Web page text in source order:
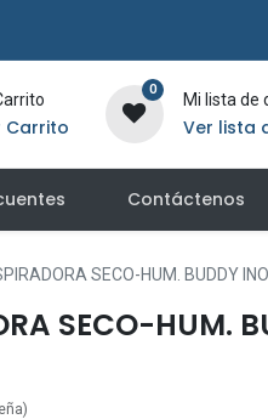
Carrito
0
Mi lista de
Ver lista
Contáctenos
SECO-HUM. BUDDY
SECO-HUM.